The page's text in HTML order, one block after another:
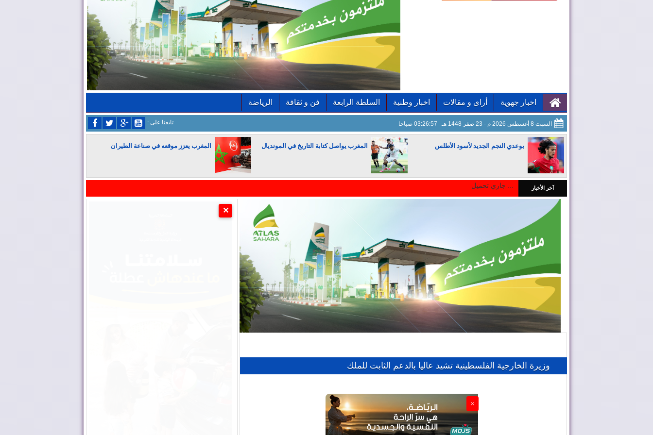
اخبار جهوية أراى و مقالات اخبار وطنية السلطة الرابعة فن و ثقافة الرياضة
السبت 8 أغسطس 2026 م - 23 صفر 1448 هـ 03:26:58 صباحا : تابعنا على
بوعدي النجم الجديد لأسود الأطلس المغرب يواصل كتابة التاريخ في المونديال المغرب يعزز موقعه في صناعة الطيران
المغرب يجذب كبار المستثمرين آخر الأخبار
وزيرة الخارجية الفلسطينية تشيد عاليا بالدعم الثابت للملك
×
✕